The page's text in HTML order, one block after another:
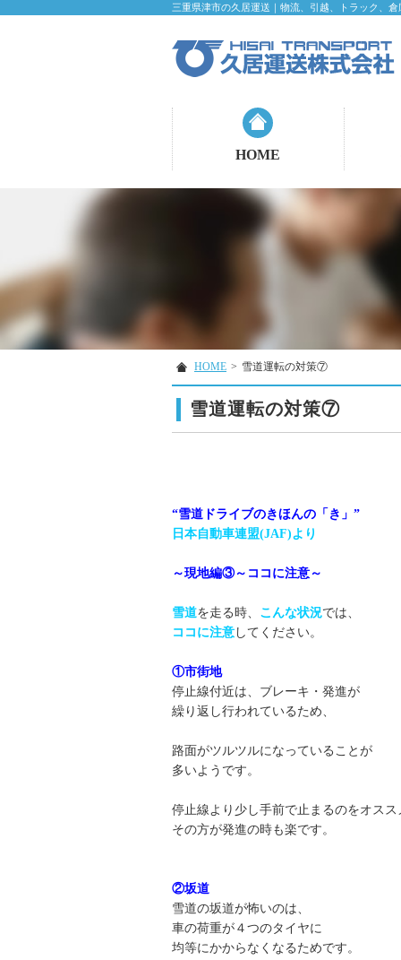
三重県津市の久居運送｜物流、引越、トラック、
HOME
HOME > 雪道運転の対策⑦
雪道運転の対策⑦
“雪道ドライブのきほんの「き」”
日本自動車連盟(JAF)より
～現地編③～ココに注意～
雪道を走る時、 こんな状況では、
ココに注意 してください。
①市街地
停止線付近は、ブレーキ・発進が
繰り返し行われているため、
路面がツルツルになっていることが
多いようです。
停止線より少し手前で止まるのをオスス
その方が発進の時も楽です。
②坂道
雪道の坂道が怖いのは、
車の荷重が４つのタイヤに
均等にかからなくなるためです。